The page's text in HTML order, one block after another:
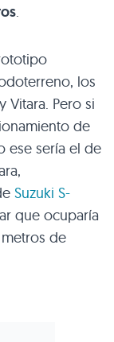
los
Vitara. Pero si
de
ese sería el de
Suzuki S-
que ocuparía
de